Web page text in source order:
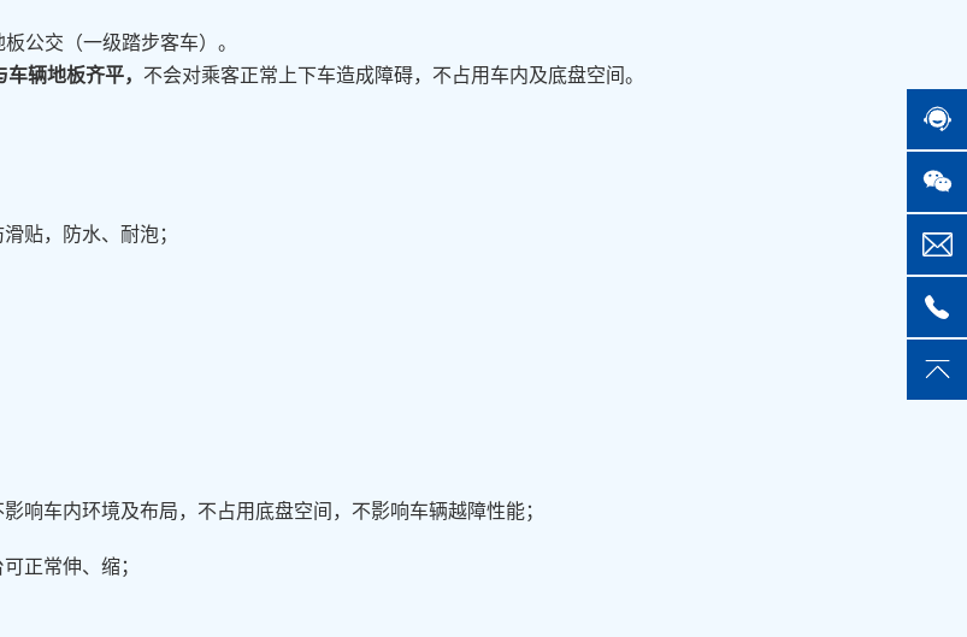
公交（一级踏步客车）。
辆地板齐平， 不会对乘客正常上下车造成障碍，不占用车内及底盘空间。
贴，防水、耐泡；
响车内环境及布局，不占用底盘空间，不影响车辆越障性能；
正常伸、缩；